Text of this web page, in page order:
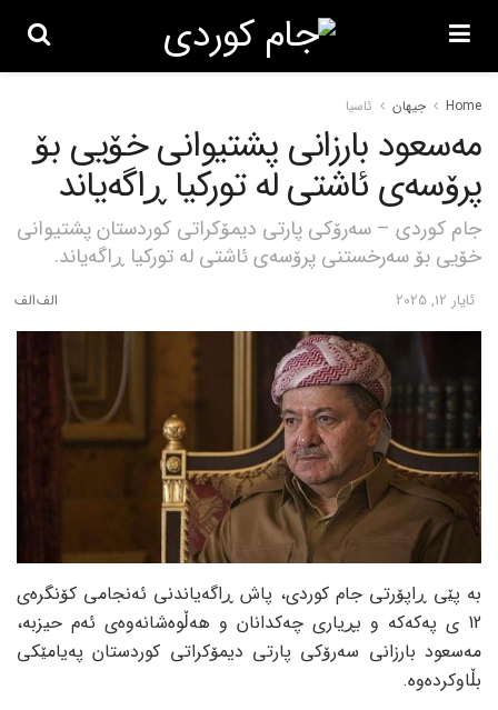
Home جیهان ئاسیا
مەسعود بارزانی پشتیوانی خۆیی بۆ
پرۆسەی ئاشتی لە تورکیا ڕاگەیاند
جام کوردی – سەرۆکی پارتی دیمۆکراتی کوردستان پشتیوانی
خۆیی بۆ سەرخستنی پرۆسەی ئاشتی لە تورکیا ڕاگەیاند.
ئایار 12, 2025
بە پێی ڕاپۆرتی جام کوردی، پاش ڕاگەیاندنی ئەنجامی کۆنگرەی
12 ی پەکەکە و بڕیاری چەکدانان و هەڵوەشانەوەی ئەم حیزبە،
مەسعود بارزانی سەرۆکی پارتی دیمۆکراتی کوردستان پەیامێکی
بڵاوکردەوە.